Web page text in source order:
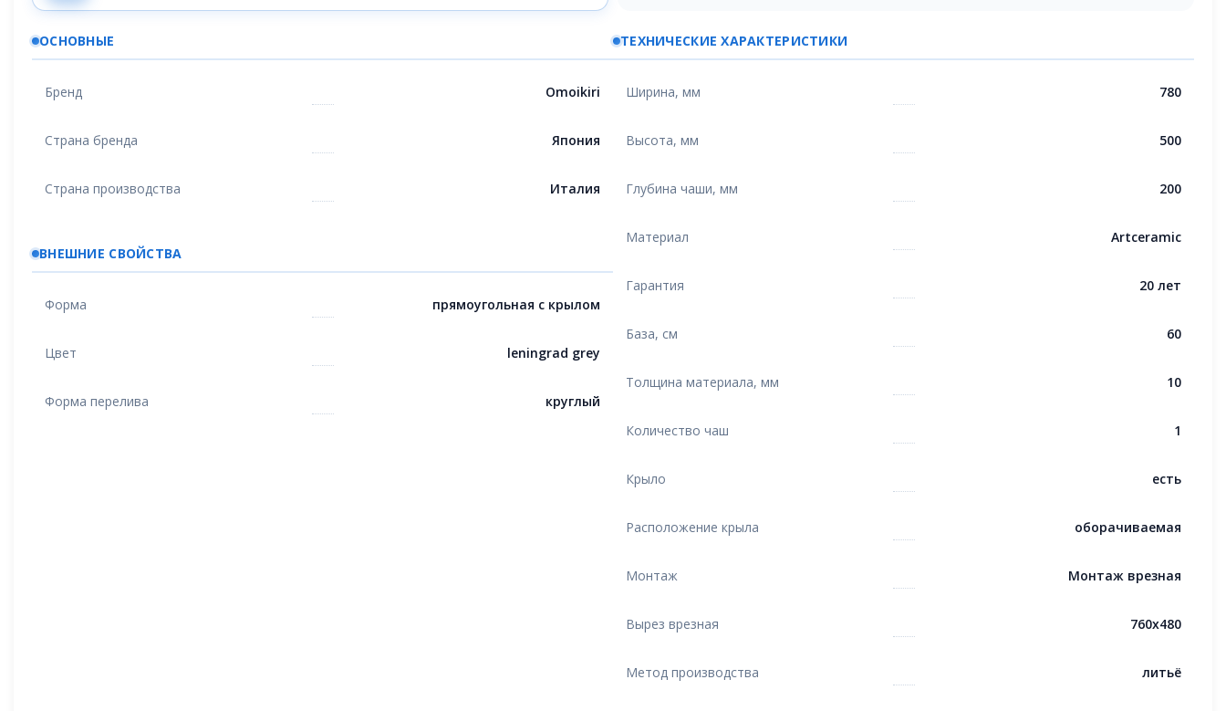
ОСНОВНЫЕ
Бренд Omoikiri
Страна бренда Япония
Страна производства Италия
ВНЕШНИЕ СВОЙСТВА
Форма прямоугольная с крылом
Цвет leningrad grey
Форма перелива круглый
ТЕХНИЧЕСКИЕ ХАРАКТЕРИСТИКИ
Ширина, мм 780
Высота, мм 500
Глубина чаши, мм 200
Материал Artceramic
Гарантия 20 лет
База, см 60
Толщина материала, мм 10
Количество чаш 1
Крыло есть
Расположение крыла оборачиваемая
Монтаж Монтаж врезная
Вырез врезная 760x480
Метод производства литьё